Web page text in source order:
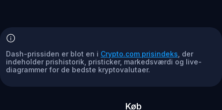
Dash-prissiden er blot en i Crypto.com prisindeks , der
indeholder prishistorik, pristicker, markedsværdi og live-
diagrammer for de bedste kryptovalutaer.
Køb